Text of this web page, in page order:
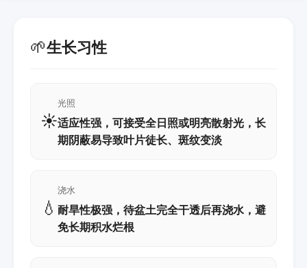
🌱生长习性
☀️
光照
适应性强，可接受全日照或明亮散射光，长
期阴蔽易导致叶片徒长、斑纹变淡
💧
浇水
耐旱性极强，待盆土完全干透后再浇水，避
免长期积水烂根